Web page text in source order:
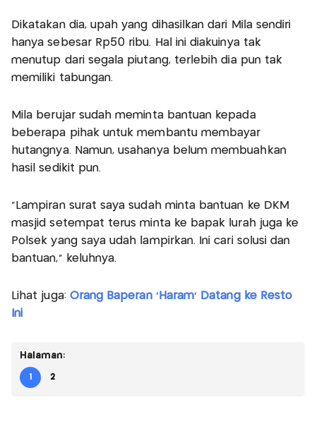
Dikatakan dia, upah yang dihasilkan dari Mila sendiri
hanya sebesar Rp50 ribu. Hal ini diakuinya tak
menutup dari segala piutang, terlebih dia pun tak
memiliki tabungan.
Mila berujar sudah meminta bantuan kepada
beberapa pihak untuk membantu membayar
hutangnya. Namun, usahanya belum membuahkan
hasil sedikit pun.
"Lampiran surat saya sudah minta bantuan ke DKM
masjid setempat terus minta ke bapak lurah juga ke
Polsek yang saya udah lampirkan. Ini cari solusi dan
bantuan," keluhnya.
Lihat juga: Orang Baperan 'Haram' Datang ke Resto
Ini
Halaman:
1 2